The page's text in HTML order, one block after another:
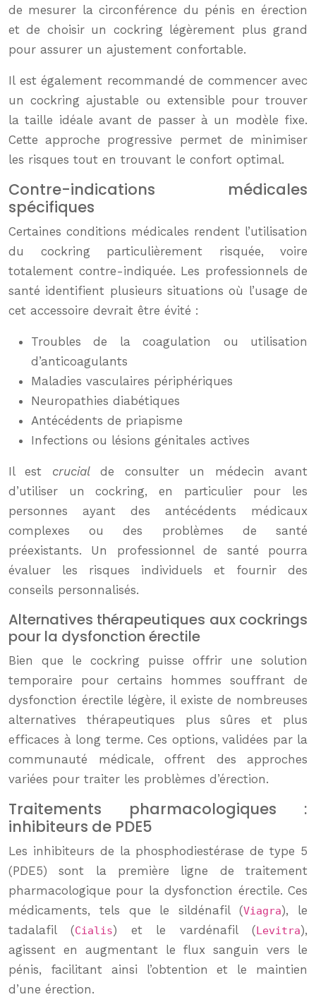
de mesurer la circonférence du pénis en érection
et de choisir un cockring légèrement plus grand
pour assurer un ajustement confortable.
Il est également recommandé de commencer avec
un cockring ajustable ou extensible pour trouver
la taille idéale avant de passer à un modèle fixe.
Cette approche progressive permet de minimiser
les risques tout en trouvant le confort optimal.
Contre-indications médicales
spécifiques
Certaines conditions médicales rendent l’utilisation
du cockring particulièrement risquée, voire
totalement contre-indiquée. Les professionnels de
santé identifient plusieurs situations où l’usage de
cet accessoire devrait être évité :
Troubles de la coagulation ou utilisation
d’anticoagulants
Maladies vasculaires périphériques
Neuropathies diabétiques
Antécédents de priapisme
Infections ou lésions génitales actives
Il est crucialde consulter un médecin avant
d’utiliser un cockring, en particulier pour les
personnes ayant des antécédents médicaux
complexes ou des problèmes de santé
préexistants. Un professionnel de santé pourra
évaluer les risques individuels et fournir des
conseils personnalisés.
Alternatives thérapeutiques aux cockrings
pour la dysfonction érectile
Bien que le cockring puisse offrir une solution
temporaire pour certains hommes souffrant de
dysfonction érectile légère, il existe de nombreuses
alternatives thérapeutiques plus sûres et plus
efficaces à long terme. Ces options, validées par la
communauté médicale, offrent des approches
variées pour traiter les problèmes d’érection.
Traitements pharmacologiques :
inhibiteurs de PDE5
Les inhibiteurs de la phosphodiestérase de type 5
(PDE5) sont la première ligne de traitement
pharmacologique pour la dysfonction érectile. Ces
médicaments, tels que le sildénafil (Viagra), le
tadalafil (Cialis) et le vardénafil (Levitra),
agissent en augmentant le flux sanguin vers le
pénis, facilitant ainsi l’obtention et le maintien
d’une érection.